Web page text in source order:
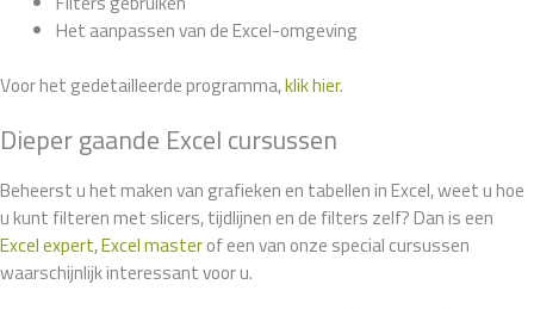
Het aanpassen van de Excel-omgeving
Voor het gedetailleerde programma,klik hier.
Dieper gaande Excel cursussen
Beheerst u het maken van grafieken en tabellen in Excel, weet u hoe
u kunt filteren met slicers, tijdlijnen en de filters zelf? Dan is een
Excel expert,Excel masterof een van onze special cursussen
waarschijnlijk interessant voor u.